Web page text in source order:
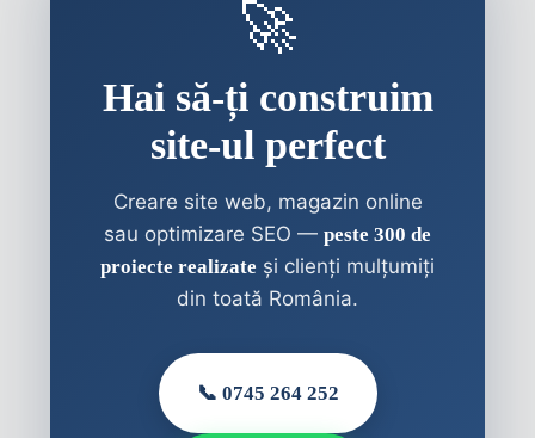
🚀
Hai să-ți construim
site-ul perfect
Creare site web, magazin online
sau optimizare SEO — peste 300 de
proiecte realizate și clienți mulțumiți
din toată România.
📞 0745 264 252